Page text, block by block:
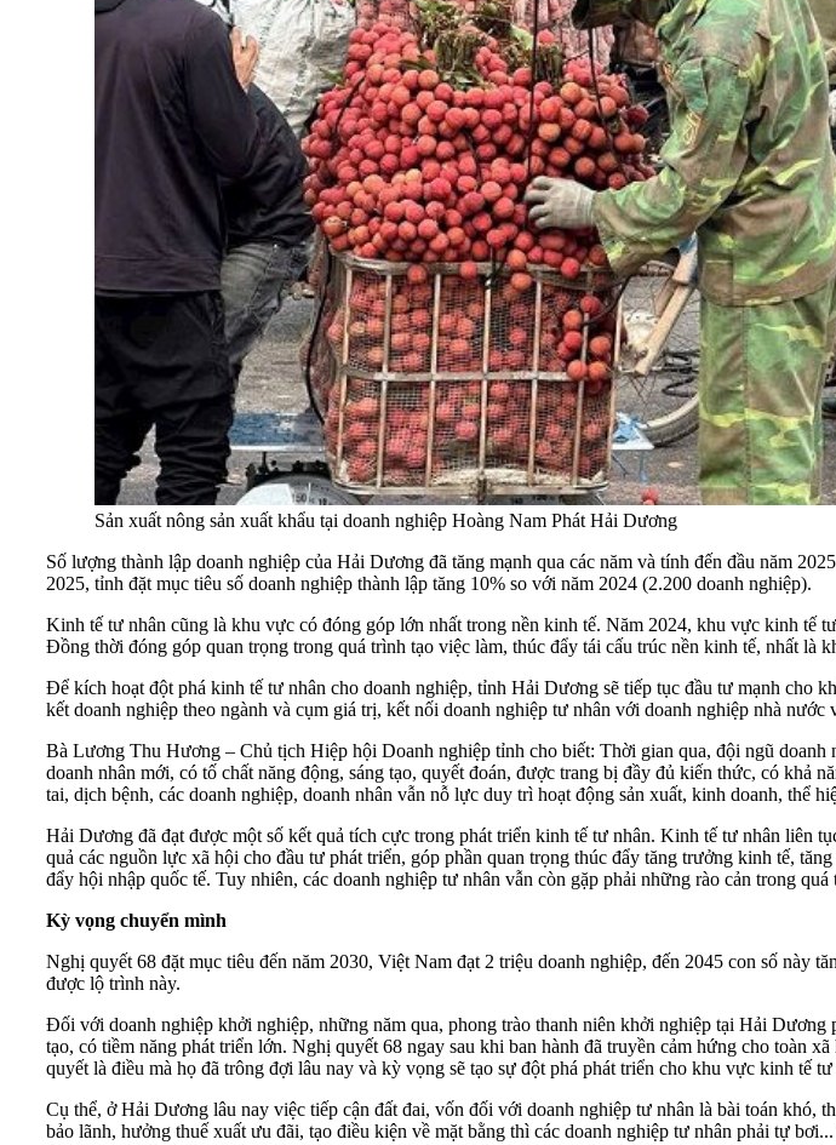
Sản xuất nông sản xuất khẩu tại doanh nghiệp Hoàng Nam Phát Hải Dương
Số lượng thành lập doanh nghiệp của Hải Dương đã tăng mạnh qua các năm và tính đến đầu năm
2025, tỉnh đặt mục tiêu số doanh nghiệp thành lập tăng 10% so với năm 2024 (2.200 doanh nghiệp).
Kinh tế tư nhân cũng là khu vực có đóng góp lớn nhất trong nền kinh tế. Năm 2024, khu vực kinh tế
Đồng thời đóng góp quan trọng trong quá trình tạo việc làm, thúc đẩy tái cấu trúc nền kinh tế, nhất là
Để kích hoạt đột phá kinh tế tư nhân cho doanh nghiệp, tỉnh Hải Dương sẽ tiếp tục đầu tư mạnh
kết doanh nghiệp theo ngành và cụm giá trị, kết nối doanh nghiệp tư nhân với doanh nghiệp nhà
Bà Lương Thu Hương – Chủ tịch Hiệp hội Doanh nghiệp tỉnh cho biết: Thời gian qua, đội ngũ
doanh nhân mới, có tố chất năng động, sáng tạo, quyết đoán, được trang bị đầy đủ kiến thức, có
tai, dịch bệnh, các doanh nghiệp, doanh nhân vẫn nỗ lực duy trì hoạt động sản xuất, kinh doanh, thể
Hải Dương đã đạt được một số kết quả tích cực trong phát triển kinh tế tư nhân. Kinh tế tư nhân liên
quả các nguồn lực xã hội cho đầu tư phát triển, góp phần quan trọng thúc đẩy tăng trưởng kinh tế,
đẩy hội nhập quốc tế. Tuy nhiên, các doanh nghiệp tư nhân vẫn còn gặp phải những rào cản trong
Kỳ vọng chuyển mình
Nghị quyết 68 đặt mục tiêu đến năm 2030, Việt Nam đạt 2 triệu doanh nghiệp, đến 2045 con số này
được lộ trình này.
Đối với doanh nghiệp khởi nghiệp, những năm qua, phong trào thanh niên khởi nghiệp tại Hải
tạo, có tiềm năng phát triển lớn. Nghị quyết 68 ngay sau khi ban hành đã truyền cảm hứng cho toàn
quyết là điều mà họ đã trông đợi lâu nay và kỳ vọng sẽ tạo sự đột phá phát triển cho khu vực kinh tế tư
Cụ thể, ở Hải Dương lâu nay việc tiếp cận đất đai, vốn đối với doanh nghiệp tư nhân là bài toán
bảo lãnh, hưởng thuế xuất ưu đãi, tạo điều kiện về mặt bằng thì các doanh nghiệp tư nhân phải tự